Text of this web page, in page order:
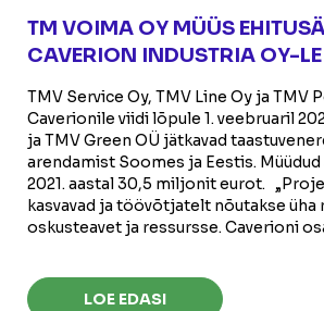
TM VOIMA OY MÜÜS
CAVERION INDUSTRIA OY-LE
TMV Service Oy, TMV Line Oy ja TMV
Caverionile viidi lõpule 1. veebruaril
ja TMV Green OÜ jätkavad
arendamist Soomes ja Eestis.
2021. aastal 30,5 miljonit eurot.
kasvavad ja töövõtjatelt nõutakse üha
oskusteavet ja ressursse. Caverioni
LOE EDASI